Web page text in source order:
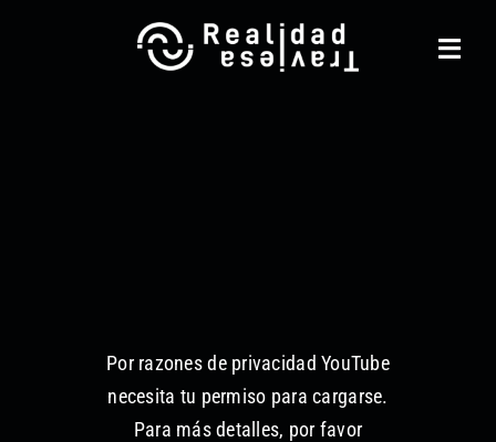
Por razones de privacidad YouTube
necesita tu permiso para cargarse.
Para más detalles, por favor